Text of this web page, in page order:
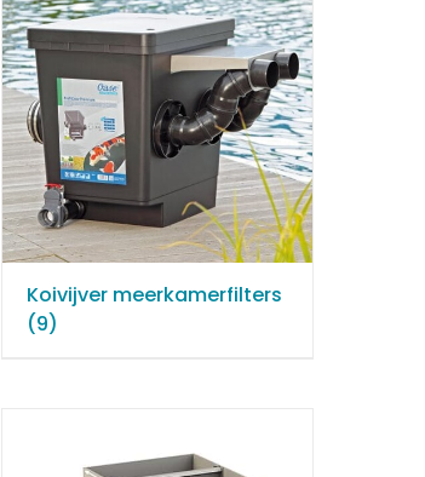
Koivijver meerkamerfilters
(9)